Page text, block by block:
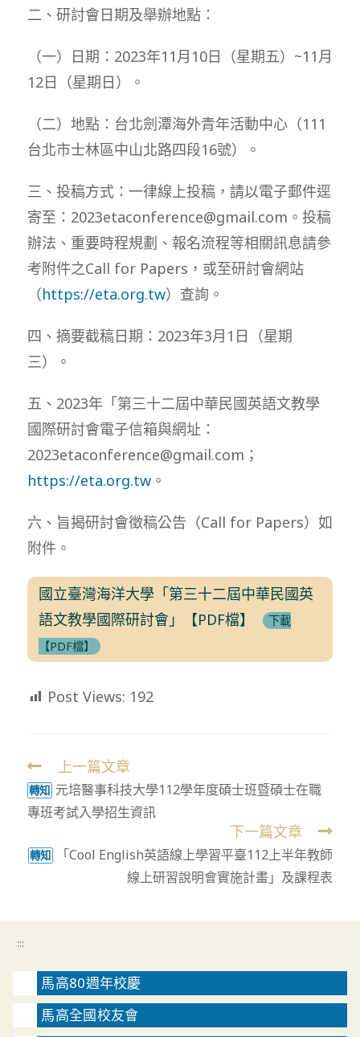
二、研討會日期及舉辦地點：
（一）日期：2023年11月10日（星期五）~11月
12日（星期日）。
（二）地點：台北劍潭海外青年活動中心（111
台北市士林區中山北路四段16號）。
三、投稿方式：一律線上投稿，請以電子郵件逕
寄至：2023etaconference@gmail.com。投稿
辦法、重要時程規劃、報名流程等相關訊息請參
考附件之Call for Papers，或至研討會網站
（https://eta.org.tw）查詢。
四、摘要截稿日期：2023年3月1日（星期
三）。
五、2023年「第三十二屆中華民國英語文教學
國際研討會電子信箱與網址：
2023etaconference@gmail.com；
https://eta.org.tw。
六、旨揭研討會徵稿公告（Call for Papers）如
附件。
國立臺灣海洋大學「第三十二屆中華民國英
語文教學國際研討會」【PDF檔】
下載
【PDF檔】
Post Views: 192
Read
more
articles
上一篇文章
轉知 元培醫事科技大學112學年度碩士班暨碩士在職
專班考試入學招生資訊
下一篇文章
轉知
「Cool English英語線上學習平臺112上半年教師
線上研習說明會實施計畫」及課程表
:::
馬高80週年校慶
馬高全國校友會